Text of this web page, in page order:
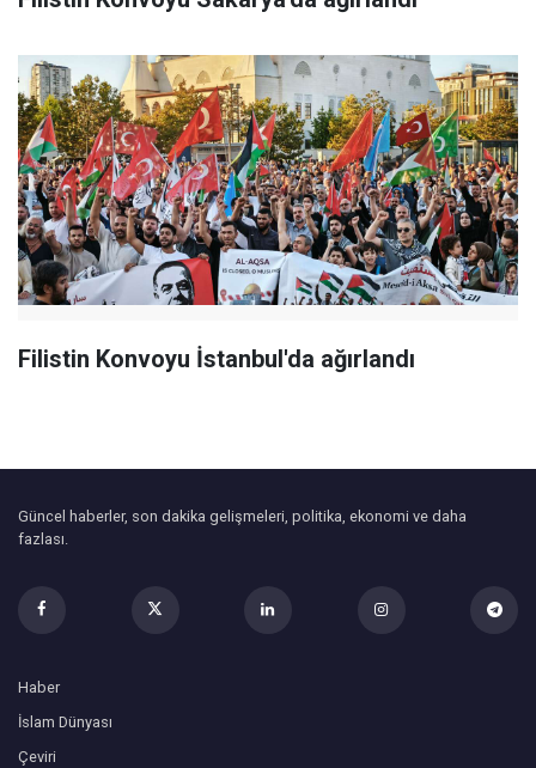
Filistin Konvoyu İstanbul'da ağırlandı
Güncel haberler, son dakika gelişmeleri, politika, ekonomi ve daha
fazlası.
Haber
İslam Dünyası
Çeviri